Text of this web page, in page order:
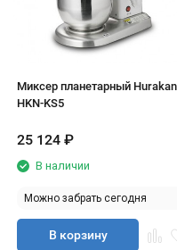
Миксер планетарный Hurakan
HKN-KS5
25 124 ₽
В наличии
Можно забрать сегодня
В корзину